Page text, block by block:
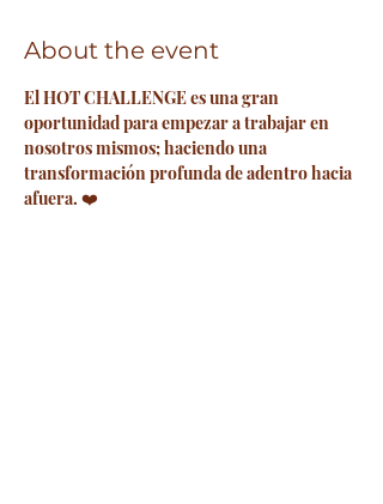
About the event
El HOT CHALLENGE es una gran
oportunidad para empezar a trabajar en
nosotros mismos; haciendo una
transformación profunda de adentro hacia
afuera. ❤️